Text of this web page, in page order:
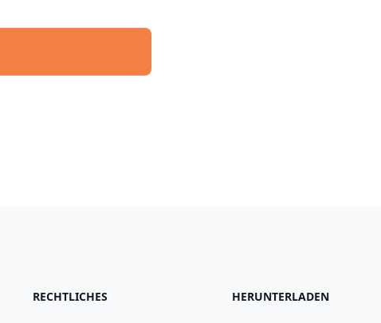
RECHTLICHES HERUNTERLADEN